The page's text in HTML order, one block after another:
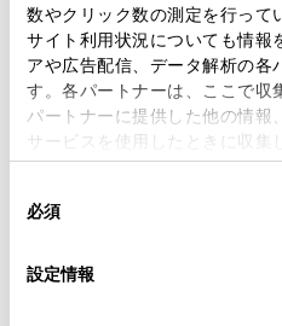
数やクリック数の測定を行って
サイト利用状況についても情報
アや広告配信、データ解析の各
す。各パートナーは、ここで収
パートナーに提供した他の情報
サービスを使用したときに収集
使用することがあります。当ウ
デバイスにすべてのCookie(ク
意したことになります。
設定の変更、同意を撤回した
必須
設定情報